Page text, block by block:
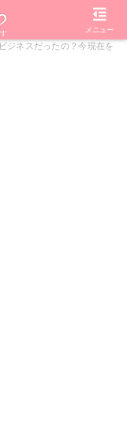
日好きになりました
ジネスだったの？今現在を
メニュー